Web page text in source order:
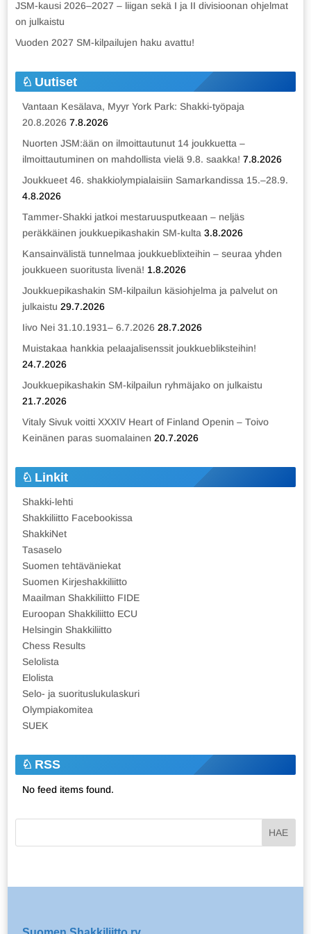
JSM-kausi 2026–2027 – liigan sekä I ja II divisioonan ohjelmat
on julkaistu
Vuoden 2027 SM-kilpailujen haku avattu!
Uutiset
Vantaan Kesälava, Myyr York Park: Shakki-työpaja
20.8.2026 7.8.2026
Nuorten JSM:ään on ilmoittautunut 14 joukkuetta –
ilmoittautuminen on mahdollista vielä 9.8. saakka! 7.8.2026
Joukkueet 46. shakkiolympialaisiin Samarkandissa 15.–28.9.
4.8.2026
Tammer-Shakki jatkoi mestaruusputkeaan – neljäs
peräkkäinen joukkuepikashakin SM-kulta 3.8.2026
Kansainvälistä tunnelmaa joukkueblixteihin – seuraa yhden
joukkueen suoritusta livenä! 1.8.2026
Joukkuepikashakin SM-kilpailun käsiohjelma ja palvelut on
julkaistu 29.7.2026
Iivo Nei 31.10.1931– 6.7.2026 28.7.2026
Muistakaa hankkia pelaajalisenssit joukkuebliksteihin!
24.7.2026
Joukkuepikashakin SM-kilpailun ryhmäjako on julkaistu
21.7.2026
Vitaly Sivuk voitti XXXIV Heart of Finland Openin – Toivo
Keinänen paras suomalainen 20.7.2026
Linkit
Shakki-lehti
Shakkiliitto Facebookissa
ShakkiNet
Tasaselo
Suomen tehtäväniekat
Suomen Kirjeshakkiliitto
Maailman Shakkiliitto FIDE
Euroopan Shakkiliitto ECU
Helsingin Shakkiliitto
Chess Results
Selolista
Elolista
Selo- ja suorituslukulaskuri
Olympiakomitea
SUEK
RSS
No feed items found.